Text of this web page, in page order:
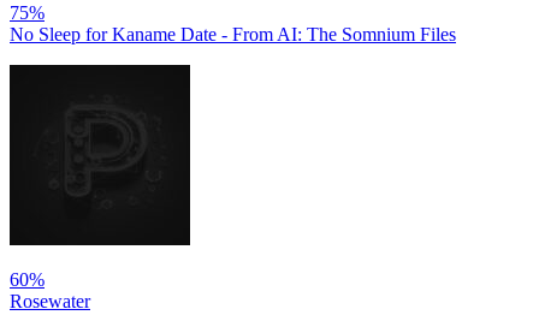
75%
No Sleep for Kaname Date - From AI: The Somnium Files
60%
Rosewater